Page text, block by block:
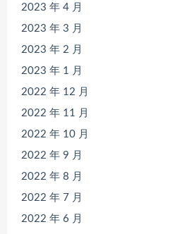
2023 年 4 月
2023 年 3 月
2023 年 2 月
2023 年 1 月
2022 年 12 月
2022 年 11 月
2022 年 10 月
2022 年 9 月
2022 年 8 月
2022 年 7 月
2022 年 6 月